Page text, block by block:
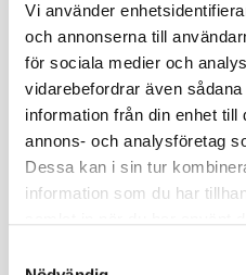
Vi använder
och annonserna till
för sociala medier och
vidarebefordrar även
information från din enhet till
annons- och analysföretag
Dessa kan i sin tur
information som du har
Journey P5023
gräsklippardäck
26x12.00-12 (305/60-
12) 4PR TL
Turf-däck 26x12.00-12 med
körning, stabil drift och bra
grepp på gräs och parkytor.
1 700kr